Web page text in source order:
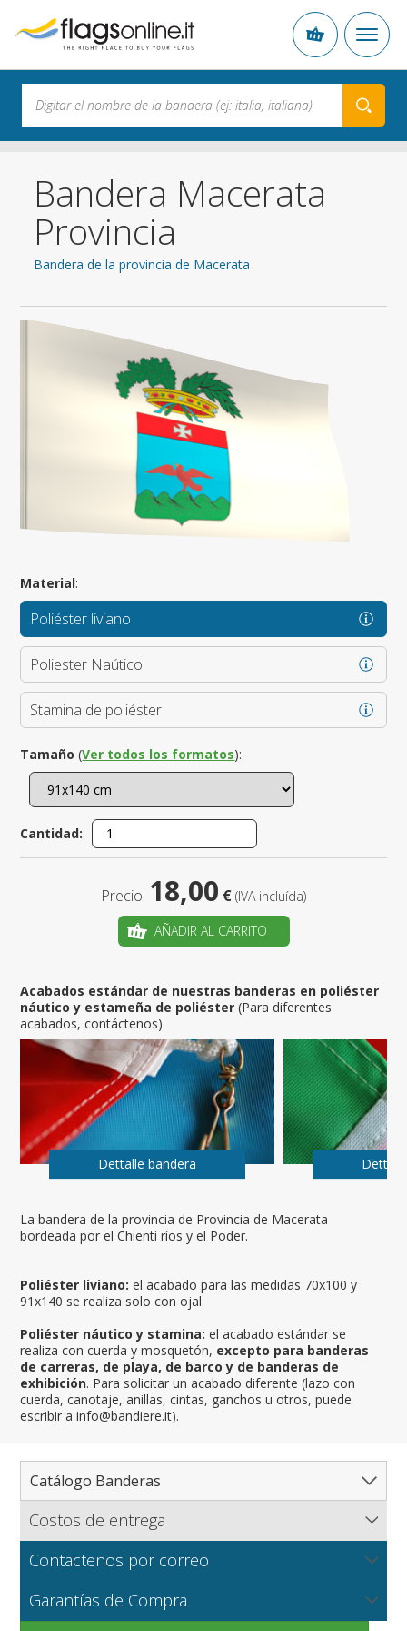
Bandera Macerata
Provincia
Bandera de la provincia de Macerata
La bandera de la provincia de Provincia de Macerata
bordeada por el Chienti ríos y el Poder.
Poliéster liviano: el acabado para las medidas 70x100 y
91x140 se realiza solo con ojal.
Poliéster náutico y stamina: el acabado estándar se
realiza con cuerda y mosquetón, excepto para banderas
de carreras, de playa, de barco y de banderas de
exhibición. Para solicitar un acabado diferente (lazo con
cuerda, canotaje, anillas, cintas, ganchos u otros, puede
escribir a info@bandiere.it).
Material:
Poliéster liviano
Poliester Naútico
Stamina de poliéster
Tamaño (Ver todos los formatos):
Cantidad:
Precio: 18,00 € (IVA incluída)
AÑADIR AL CARRITO
Acabados estándar de nuestras banderas en poliéster
náutico y estameña de poliéster (Para diferentes
acabados, contáctenos)
Dettalle bandera
Catálogo Banderas
Catálogo completo de banderas
Norte América
América del Sur
Regiones y Estados
Regiones italianas
Cantones y Provincias
Costos de entrega
Flagsonline.it calcula los costos de envío en función del
peso de los bienes, el tipo de pago y el método de
VER
Contactenos por correo
una cotización para grandes cantidades o producciones
particulares.
Garantías de Compra
Telas para banderas